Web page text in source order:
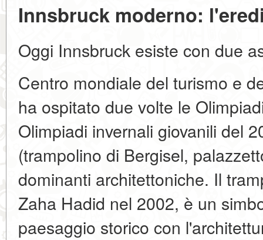
Innsbruck moderno:
Oggi Innsbruck esiste con due
Centro mondiale del turismo e
ha ospitato due volte le
Olimpiadi invernali giovanili del
(trampolino di Bergisel,
dominanti architettoniche. Il
Zaha Hadid nel 2002, è un
paesaggio storico con